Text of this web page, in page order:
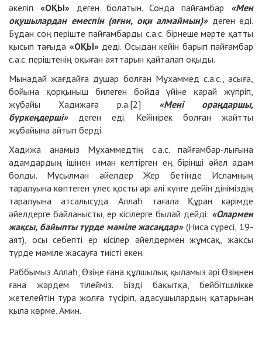
әкеліп «ОҚЫ»деген болатын. Сонда пайғамбар «Мен
оқушылардан емеспін (яғни, оқи алмаймын)»деген еді.
Бұдан соң періште пайғамбарды с.а.с. бірнеше мәрте қатты
қысып тағыда «ОҚЫ»деді. Осыдан кейін барып пайғамбар
с.а.с. періштенің оқыған аяттарын қайталап оқыды.
Мынадай жағдайға душар болған Мұхаммед с.а.с., асыға,
бойына қорқыныш билеген бойда үйіне қарай жүгіріп,
жұбайы Хадижаға р.а.[2]
«Мені ораңдаршы,
бүркеңдерші»деген еді. Кейінірек болған жайтты
жұбайына айтып берді.
Хадижа анамыз Мұхаммедтің с.а.с. пайғамбар-лығына
адамдардың ішінен иман келтірген ең бірінші әйел адам
болды. Мұсылман әйелдер Жер бетінде Исламның
таралуына көптеген үлес қосты әрі әлі күнге дейін дініміздің
таралуына атсалысуда. Аллаһ тағала Құран кәрімде
әйелдерге байланысты, ер кісілерге былай дейді: «Олармен
жақсы, байыпты түрде мәміле жасаңдар»(Ниса сүресі, 19-
аят), осы себепті ер кісілер әйелдермен жұмсақ, жақсы
түрде мәміле жасауға тиісті екен.
Раббымыз Аллаһ, Өзіңе ғана құлшылық қыламыз әрі Өзіңнен
ғана жәрдем тілейміз. Бізді бақытқа, бейбітшілікке
жетелейтін тура жолға түсіріп, адасушылардың қатарынан
қыла көрме. Амин.